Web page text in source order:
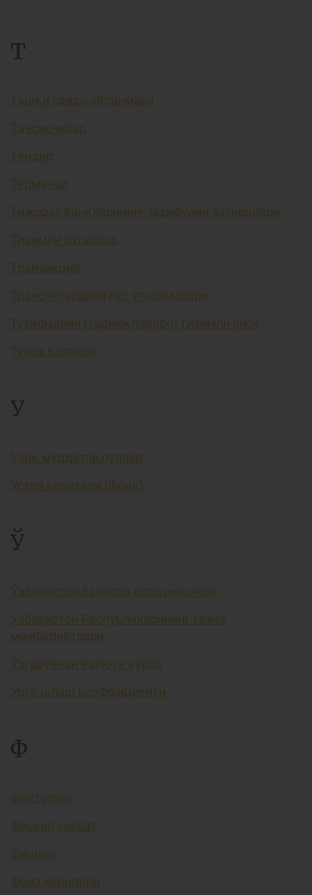
Т
Ташқи савдо айланмаси
Таъсисчилар
Тендер
Терминал
Тижорат банкларининг мажбурий заҳиралари
Тизимли хатарлар
Транзакция
Трансчегаравий пул ўтказмалари
Тузилмавий (тармоқлараро) тизимли риск
Тўлов баланси
У
Узоқ муддатли пуллар
Устав капитали (фонд)
Ў
Ўзбекистон банклар ассоцияцияси
Ўзбекистон Республикасининг ғазна
мажбуриятлари
Ўзгарувчан валюта курси
Ўртачалаш коэффициенти
Ф
Факторинг
Фискал сиёсат
Фишинг
Фоиз коридори